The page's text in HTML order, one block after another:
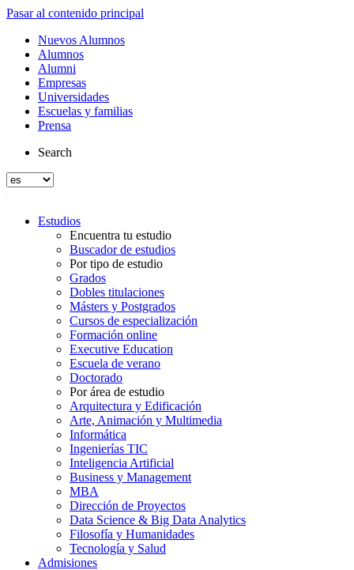
Pasar al contenido principal
Nuevos Alumnos
Alumnos
Alumni
Empresas
Universidades
Escuelas y familias
Prensa
Search
Estudios
Encuentra tu estudio
Buscador de estudios
Por tipo de estudio
Grados
Dobles titulaciones
Másters y Postgrados
Cursos de especialización
Formación online
Executive Education
Escuela de verano
Doctorado
Por área de estudio
Arquitectura y Edificación
Arte, Animación y Multimedia
Informática
Ingenierías TIC
Inteligencia Artificial
Business y Management
MBA
Dirección de Proyectos
Data Science & Big Data Analytics
Filosofía y Humanidades
Tecnología y Salud
Admisiones